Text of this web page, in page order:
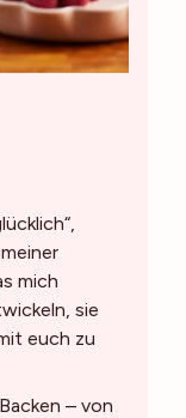
mich
sie
euch zu
– von